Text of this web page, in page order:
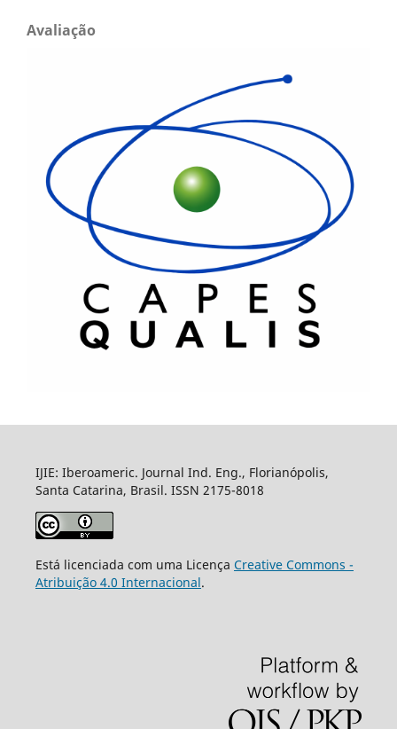
Avaliação
IJIE: Iberoameric. Journal Ind. Eng., Florianópolis,
Santa Catarina, Brasil. ISSN 2175-8018
Está licenciada com uma Licença Creative Commons -
Atribuição 4.0 Internacional.